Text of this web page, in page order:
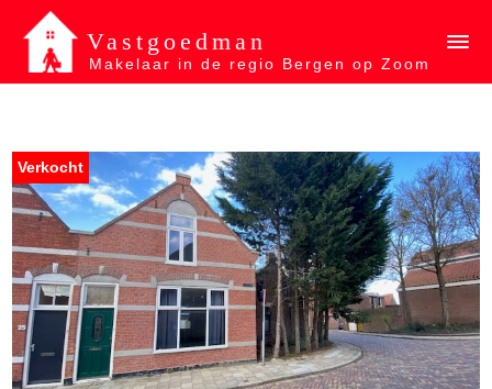
Vastgoedman
Makelaar in de regio Bergen op Zoom
Verkocht